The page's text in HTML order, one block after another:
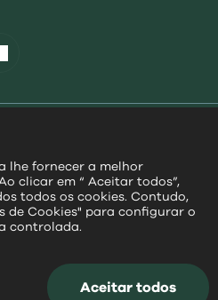
lhe fornecer a melhor
clicar em “ Aceitar todos”,
todos os cookies. Contudo,
de Cookies" para configurar o
controlada.
Aceitar todos
Privacidade
do Site